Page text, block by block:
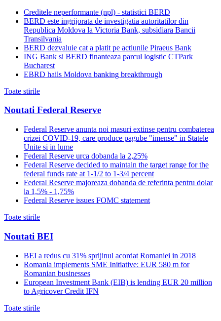
Creditele neperformante (npl) - statistici BERD
BERD este ingrijorata de investigatia autoritatilor din
Republica Moldova la Victoria Bank, subsidiara Bancii
Transilvania
BERD dezvaluie cat a platit pe actiunile Piraeus Bank
ING Bank si BERD finanteaza parcul logistic CTPark
Bucharest
EBRD hails Moldova banking breakthrough
Toate stirile
Noutati Federal Reserve
Federal Reserve anunta noi masuri extinse pentru combaterea
crizei COVID-19, care produce pagube "imense" in Statele
Unite si in lume
Federal Reserve urca dobanda la 2,25%
Federal Reserve decided to maintain the target range for the
federal funds rate at 1-1/2 to 1-3/4 percent
Federal Reserve majoreaza dobanda de referinta pentru dolar
la 1,5% - 1,75%
Federal Reserve issues FOMC statement
Toate stirile
Noutati BEI
BEI a redus cu 31% sprijinul acordat Romaniei in 2018
Romania implements SME Initiative: EUR 580 m for
Romanian businesses
European Investment Bank (EIB) is lending EUR 20 million
to Agricover Credit IFN
Toate stirile